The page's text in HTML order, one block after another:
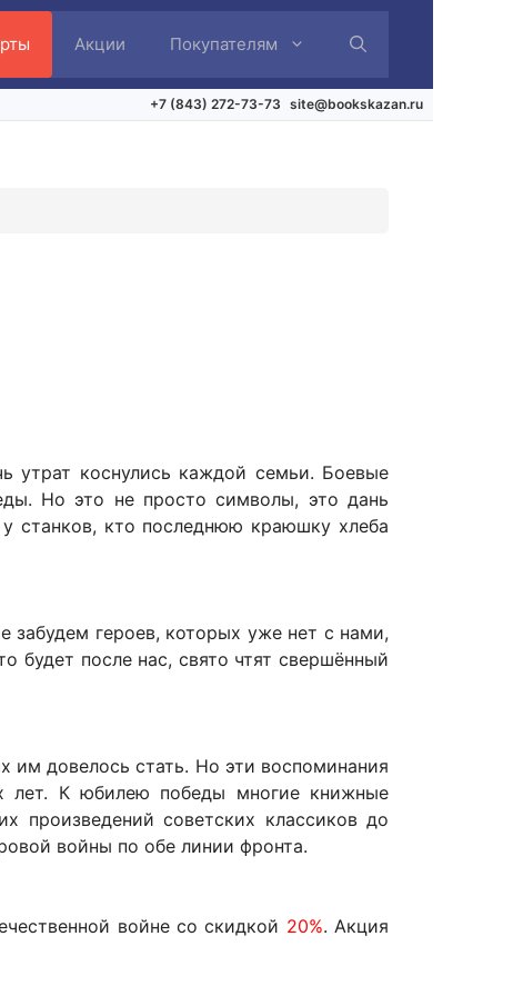
Акции Покупателям
+7 (843) 272-73-73 site@bookskazan.ru
утрат коснулись каждой семьи. Боевые
Но это не просто символы, это дань
станков, кто последнюю краюшку хлеба
забудем героев, которых уже нет с нами,
будет после нас, свято чтят свершённый
им довелось стать. Но эти воспоминания
лет. К юбилею победы многие книжные
произведений советских классиков до
войны по обе линии фронта.
войне со скидкой 20%. Акция